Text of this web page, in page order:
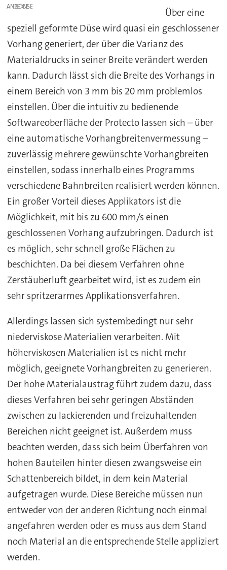
ANZEIGE
Über eine
speziell geformte Düse wird quasi ein geschlossener
Vorhang generiert, der über die Varianz des
Materialdrucks in seiner Breite verändert werden
kann. Dadurch lässt sich die Breite des Vorhangs in
einem Bereich von 3 mm bis 20 mm problemlos
einstellen. Über die intuitiv zu bedienende
Softwareoberfläche der Protecto lassen sich – über
eine automatische Vorhangbreitenvermessung –
zuverlässig mehrere gewünschte Vorhangbreiten
einstellen, sodass innerhalb eines Programms
verschiedene Bahnbreiten realisiert werden können.
Ein großer Vorteil dieses Applikators ist die
Möglichkeit, mit bis zu 600 mm/s einen
geschlossenen Vorhang aufzubringen. Dadurch ist
es möglich, sehr schnell große Flächen zu
beschichten. Da bei diesem Verfahren ohne
Zerstäuberluft gearbeitet wird, ist es zudem ein
sehr spritzerarmes Applikationsverfahren.
Allerdings lassen sich systembedingt nur sehr
niederviskose Materialien verarbeiten. Mit
höherviskosen Materialien ist es nicht mehr
möglich, geeignete Vorhangbreiten zu generieren.
Der hohe Materialaustrag führt zudem dazu, dass
dieses Verfahren bei sehr geringen Abständen
zwischen zu lackierenden und freizuhaltenden
Bereichen nicht geeignet ist. Außerdem muss
beachten werden, dass sich beim Überfahren von
hohen Bauteilen hinter diesen zwangsweise ein
Schattenbereich bildet, in dem kein Material
aufgetragen wurde. Diese Bereiche müssen nun
entweder von der anderen Richtung noch einmal
angefahren werden oder es muss aus dem Stand
noch Material an die entsprechende Stelle appliziert
werden.